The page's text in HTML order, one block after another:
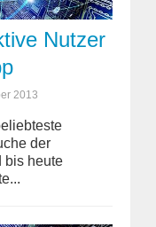
Nutzer
2013
der
bis heute